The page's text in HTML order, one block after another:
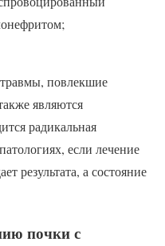
повлекшие
являются
радикальная
если лечение
результата, а состояние
почки с